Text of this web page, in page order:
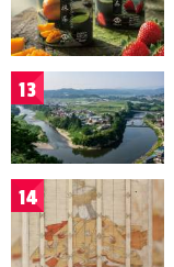
13
14